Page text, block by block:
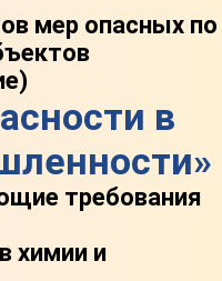
мер опасных по
в
требования
химии и